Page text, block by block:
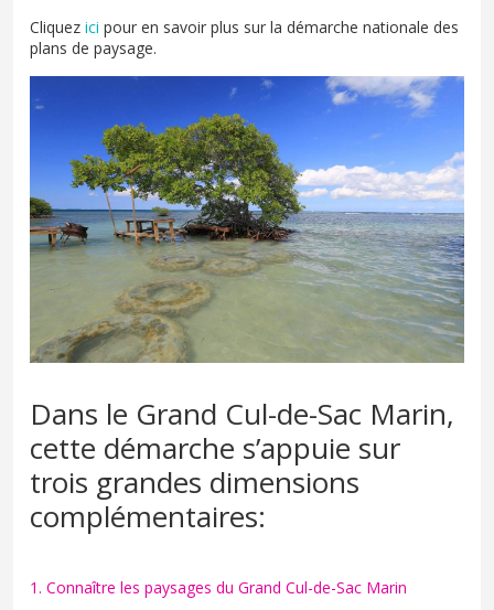
Cliquez ici pour en savoir plus sur la démarche nationale des
plans de paysage.
Dans le Grand Cul-de-Sac Marin,
cette démarche s’appuie sur
trois grandes dimensions
complémentaires:
1. Connaître les paysages du Grand Cul-de-Sac Marin